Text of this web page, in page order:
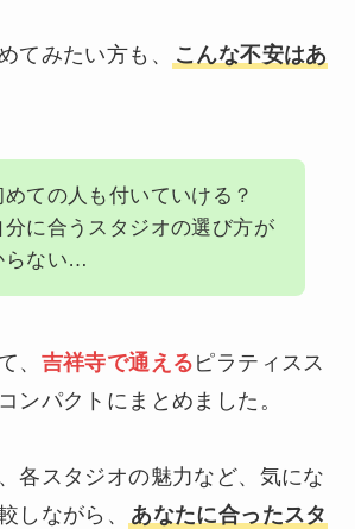
てみたい方も、
こんな不安はあ
めての人も付いていける？
分に合うスタジオの選び方が
らない…
、 吉祥寺で通える ピラティスス
ンパクトにまとめました。
各スタジオの魅力など、気にな
しながら、
あなたに合ったスタ